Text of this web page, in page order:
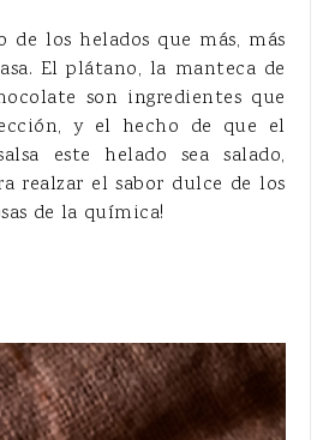
de los helados que más, más
El plátano, la manteca de
son ingredientes que
y el hecho de que el
este helado sea salado,
realzar el sabor dulce de los
de la química!